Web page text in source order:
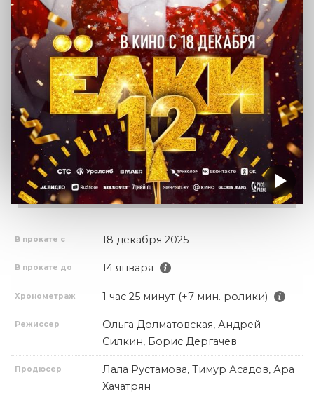
В прокате с 18 декабря 2025
В прокате до 14 января
Хронометраж 1 час 25 минут (+7 мин. ролики)
Режиссер
Ольга Долматовская, Андрей
Силкин, Борис Дергачев
Продюсер
Лала Рустамова, Тимур Асадов, Ара
Хачатрян